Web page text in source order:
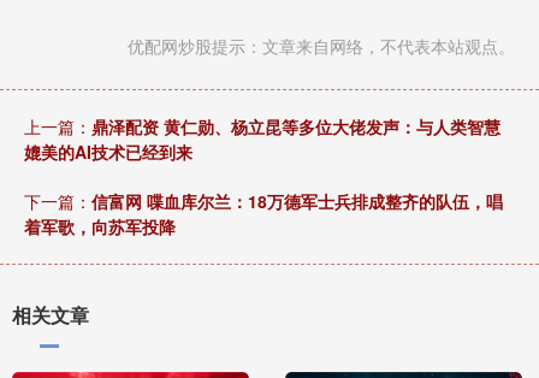
优配网炒股提示：文章来自网络，不代表本站观点。
上一篇： 鼎泽配资 黄仁勋、杨立昆等多位大佬发声：与人类智慧
媲美的AI技术已经到来
下一篇： 信富网 喋血库尔兰：18万德军士兵排成整齐的队伍，唱
着军歌，向苏军投降
相关文章